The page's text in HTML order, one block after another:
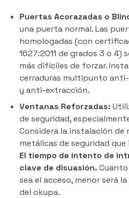
Puertas Acorazadas o
una puerta normal. Las
homologadas (con
1627:2011 de grados 3 o
más difíciles de forzar.
cerraduras multipunto
y anti-extracción.
Ventanas Reforzadas:
de seguridad,
Considera la instalación de
metálicas de seguridad
El tiempo de intento de
clave de disuasión.
sea el acceso, menor será
del okupa.